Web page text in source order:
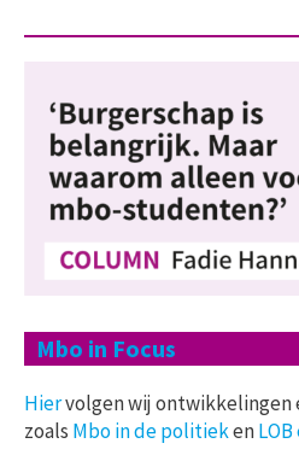
Mbo in Focus
Hiervolgen wij ontwikkelingen
zoals Mbo in de politieken